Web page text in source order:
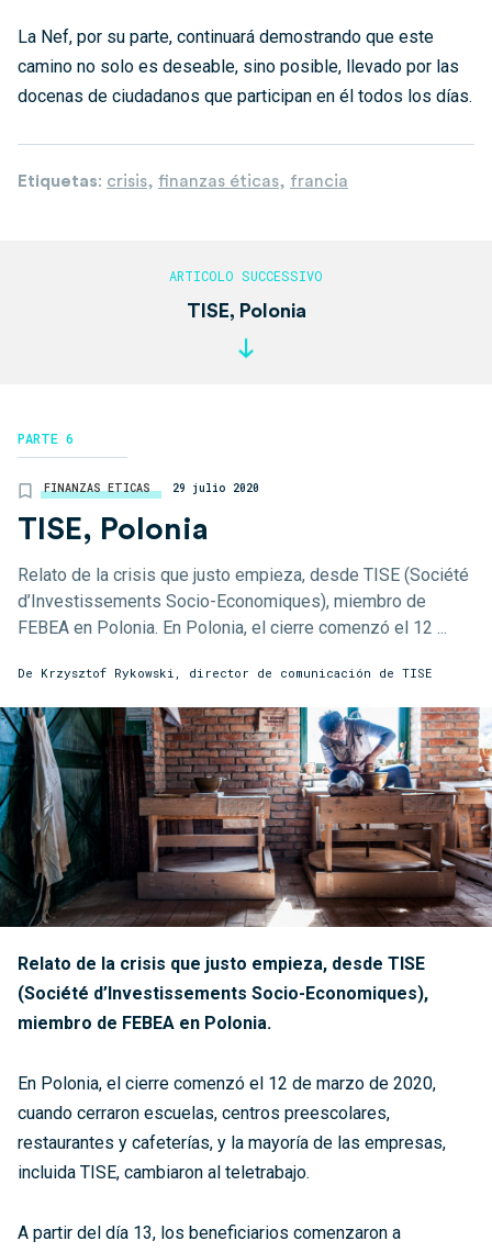
La Nef, por su parte, continuará demostrando que este
camino no solo es deseable, sino posible, llevado por las
docenas de ciudadanos que participan en él todos los días.
Etiquetas: crisis, finanzas éticas, francia
TISE, Polonia
PARTE 6
FINANZAS ETICAS 29 julio 2020
TISE, Polonia
Relato de la crisis que justo empieza, desde TISE (Société
d’Investissements Socio-Economiques), miembro de
FEBEA en Polonia. En Polonia, el cierre comenzó el 12 ...
De Krzysztof Rykowski, director de comunicación de TISE
Relato de la crisis que justo empieza, desde TISE
(Société d’Investissements Socio-Economiques),
miembro de FEBEA en Polonia.
En Polonia, el cierre comenzó el 12 de marzo de 2020,
cuando cerraron escuelas, centros preescolares,
restaurantes y cafeterías, y la mayoría de las empresas,
incluida TISE, cambiaron al teletrabajo.
A partir del día 13, los beneficiarios comenzaron a